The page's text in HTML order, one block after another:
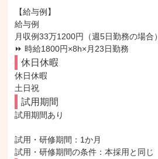
【給与例】
給与例
月収例33万1200円（週5日勤務の場合）
⏩ 時給1800円×8h×月23日勤務
休日休暇
休日休暇
土日祝
試用期間
試用期間あり
試用・研修期間：1か月